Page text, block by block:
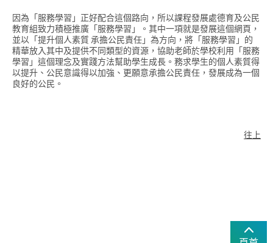
因為「服務學習」正好配合這個路向，所以課程發展處德育及公民
教育組致力積極推廣「服務學習」。其中一項就是發展這個網頁，
並以「提升個人素質 承擔公民責任」為方向，將「服務學習」的
精華放入其中及提供不同類型的資源，協助老師於學校利用「服務
學習」這個理念及實踐方法幫助學生成長。務求學生的個人素質得
以提升、公民意識得以加強、更願意承擔公民責任，發展成為一個
良好的公民。
往上